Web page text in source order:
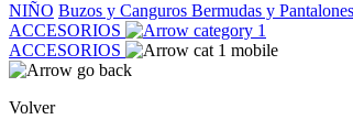
NIÑO Buzos y Canguros Bermudas y Pantalones
ACCESORIOS
ACCESORIOS
Volver